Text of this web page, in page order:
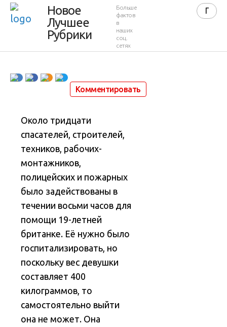
Новое
Лучшее
Рубрики
Больше
фактов
в
наших
соц.
сетях
разлом в
стене
Комментировать
Около тридцати
спасателей, строителей,
техников, рабочих-
монтажников,
полицейских и пожарных
было задействованы в
течении восьми часов для
помощи 19-летней
британке. Её нужно было
госпитализировать, но
поскольку вес девушки
составляет 400
килограммов, то
самостоятельно выйти
она не может. Она